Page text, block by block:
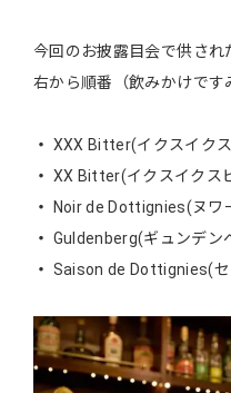
今回のお披露目会で供さ
右から順番（飲みかけです
XXX Bitter(イクスイク
XX Bitter(イクスイクス
Noir de Dottignies(ヌ
Guldenberg(ギュンデン
Saison de Dottignies(